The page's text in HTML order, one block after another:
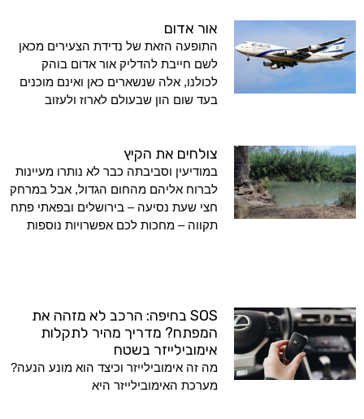
אור אדום
התופעה הזאת של נדידת הצעירים מכאן
לשם חייבת להדליק אור אדום בוהק
לכולנו, אלה שנשארים כאן ואינם מוכנים
בעד שום הון שבעולם לארוז ולעזוב
צולחים את הקיץ
במודיעין וסביבתה כבר לא נותרו מעיינות
לברוח אליהם מהחום הגדול, אבל במרחק
חצי שעת נסיעה – בירושלים ובפאתי פתח
תקווה – מחכות לכם אפשרויות נוספות
SOS בחיפה: הרכב לא מזהה את
המפתח? מדריך מהיר לתקלות
אימובילייזר בשטח
מה זה אימובילייזר וכיצד הוא מונע הנעה?
מערכת האימובילייזר היא